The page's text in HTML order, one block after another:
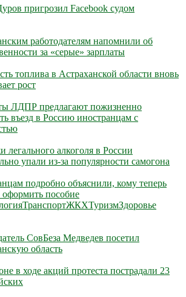
пригрозил Facebook судом
работодателям напомнили об
за «серые» зарплаты
топлива в Астраханской области вновь
рост
ЛДПР предлагают пожизненно
въезд в Россию иностранцам с
легального алкоголя в России
упали из-за популярности самогона
подробно объяснили, кому теперь
оформить пособие
ТранспортЖКХТуризмЗдоровье
СовБеза Медведев посетил
область
в ходе акций протеста пострадали 23